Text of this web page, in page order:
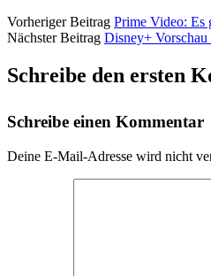
Vorheriger Beitrag Prime Video: Es
Nächster Beitrag Disney+
Schreibe den ersten
Schreibe einen Kommentar
Deine E-Mail-Adresse wird nicht